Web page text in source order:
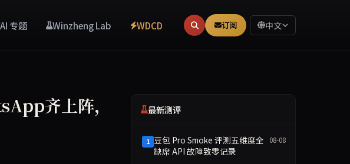
AI 专题 Winzheng Lab WDCD 订阅 中文
齐上阵，
最新测评
1 豆包 Pro Smoke 评测五维度全
缺席 API 故障致零记录
08-08